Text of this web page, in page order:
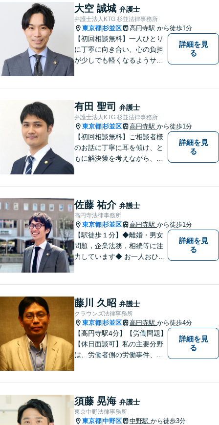
す。【夜間や休日相談も対応
可能】【メール・WEB面談
可】
大空 誠城 弁護士
弁護士法人KTG 杉並法律事務所
東京都 杉並区 高円寺駅 から徒歩1分
【初回相談無料】一人ひとり
に丁寧に向き合い、心の負担
が少しでも軽くなるようサポ
しています。【夜間や休日相
談も対応可能】【メール・WE
B面談可】
詳細を見
る
有田 聖司 弁護士
弁護士法人KTG 杉並法律事務所
東京都 杉並区 高円寺駅 から徒歩1分
【初回相談無料】ご相談者様
のお話に丁寧に耳を傾け、と
もに解決策を考えながら、納
う日々精進して参ります。
【夜間や休日相談も対応可
能】【メール・WEB面談可】
詳細を見
る
佐藤 祐介 弁護士
高円寺法律事務所
東京都 杉並区 高円寺駅 から徒歩1分
【駅徒歩１分】◆離婚・男女
問題，企業法務，相続等に注
力しています◆ お一人おひと
詳細を見
る
藤川 久昭 弁護士
クラウンズ法律事務所
東京都 杉並区 高円寺駅 から徒歩4分
【高円寺駅4分】【労働問題】
【休日面談可】私の主要分野
は、労働者側の労働事件、企
件を数多く担当しています。
依頼人さまにとって、最大限
の効用を得られるように頑張
詳細を見
る
須藤 晃海 弁護士
東京中野法律事務所
東京都 中野区 中野駅 から徒歩3分